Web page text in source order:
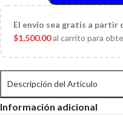
El envío sea gratis a partir
$1,500.00al carrito para
Descripción del Articulo
Información adicional